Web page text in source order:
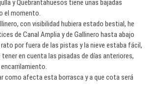
y Quebrantahuesos tiene unas bajadas
el momento.
con visibilidad hubiera estado bestial, he
de Canal Amplia y de Gallinero hasta abajo
por fuera de las pistas y la nieve estaba fácil,
en cuenta las pisadas de días anteriores,
como afecta esta borrasca y a que cota será